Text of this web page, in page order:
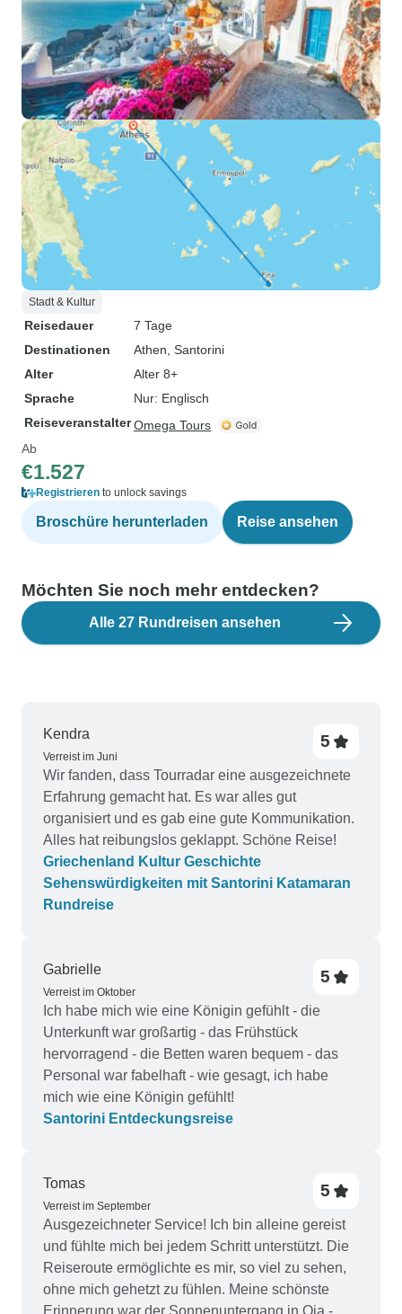
Stadt & Kultur
Reisedauer
7 Tage
Destinationen
Athen , Santorini
Alter
Alter 8+
Sprache
Nur: Englisch
ReiseveranstalterOmega Tours
Ab
€1.527
Registrieren to unlock savings
Broschüre herunterladen Reise ansehen
Möchten Sie noch mehr entdecken?
Alle 27 Rundreisen ansehen
Kendra
Verreist im Juni
5
Wir fanden, dass Tourradar eine ausgezeichnete
Erfahrung gemacht hat. Es war alles gut
organisiert und es gab eine gute Kommunikation.
Alles hat reibungslos geklappt. Schöne Reise!
Griechenland Kultur Geschichte
Sehenswürdigkeiten mit Santorini Katamaran
Rundreise
Gabrielle
Verreist im Oktober
5
Ich habe mich wie eine Königin gefühlt - die
Unterkunft war großartig - das Frühstück
hervorragend - die Betten waren bequem - das
Personal war fabelhaft - wie gesagt, ich habe
mich wie eine Königin gefühlt!
Santorini Entdeckungsreise
Tomas
Verreist im September
5
Ausgezeichneter Service! Ich bin alleine gereist
und fühlte mich bei jedem Schritt unterstützt. Die
Reiseroute ermöglichte es mir, so viel zu sehen,
ohne mich gehetzt zu fühlen. Meine schönste
Erinnerung war der Sonnenuntergang in Oia -